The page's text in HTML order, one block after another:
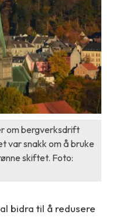
om bergverksdrift
var snakk om å bruke
skiftet. Foto:
bidra til å redusere